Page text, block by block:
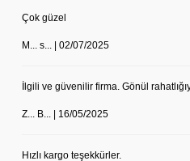
Çok güzel
M... s... | 02/07/2025
İlgili ve güvenilir firma. Gönül
Z... B... | 16/05/2025
Hızlı kargo teşekkürler.